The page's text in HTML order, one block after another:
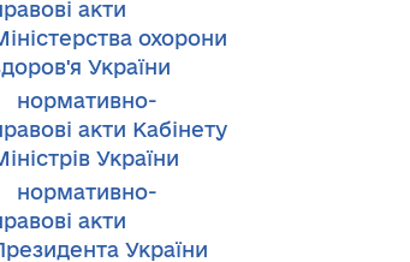
акти
охорони
України
нормативно-
акти Кабінету
України
нормативно-
акти
України